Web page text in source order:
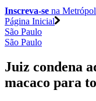
Inscreva-se na
Página Inicial
São Paulo
São Paulo
Juiz condena
macaco para